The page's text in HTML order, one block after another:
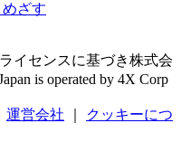
ざす
イセンスに基づき株式会
is operated by 4X Corp
運営会社
クッキーにつ